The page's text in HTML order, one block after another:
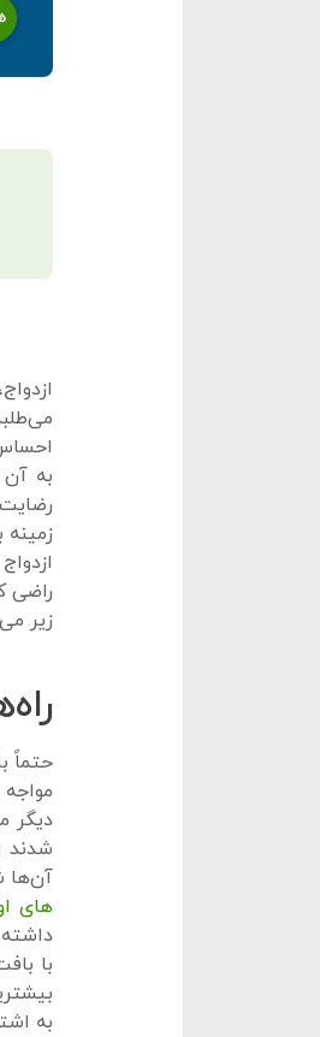
به
راضی
زیر
حتماً
دیگر
شدند
آن‌ها
های
با
به